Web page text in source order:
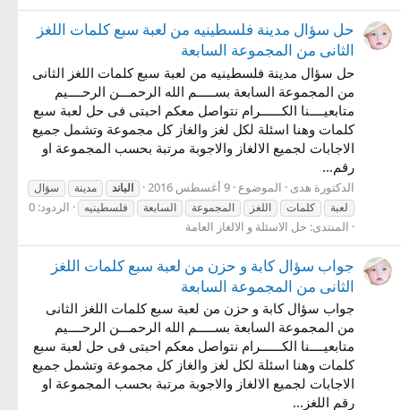
حل سؤال مدينة فلسطينيه من لعبة سبع كلمات اللغز
الثانى من المجموعة السابعة
حل سؤال مدينة فلسطينيه من لعبة سبع كلمات اللغز الثانى
من المجموعة السابعة بســـــم الله الرحمـــن الرحــــيم
متابعيــــنا الكــــــرام نتواصل معكم احبتى فى حل لعبة سبع
كلمات وهنا اسئلة لكل لغز والغاز كل مجموعة وتشمل جميع
الاجابات لجميع الالغاز والاجوبة مرتبة بحسب المجموعة او
رقم...
الدكتورة هدى الموضوع 9 أغسطس 2016 الباند مدينة
سؤال
لعبة
كلمات اللغز المجموعة السابعة فلسطينيه
الردود: 0
المنتدى: حل الاسئلة و الالغاز العامة
جواب سؤال كابة و حزن من لعبة سبع كلمات اللغز
الثانى من المجموعة السابعة
جواب سؤال كابة و حزن من لعبة سبع كلمات اللغز الثانى
من المجموعة السابعة بســـــم الله الرحمـــن الرحــــيم
متابعيــــنا الكــــــرام نتواصل معكم احبتى فى حل لعبة سبع
كلمات وهنا اسئلة لكل لغز والغاز كل مجموعة وتشمل جميع
الاجابات لجميع الالغاز والاجوبة مرتبة بحسب المجموعة او
رقم اللغز...